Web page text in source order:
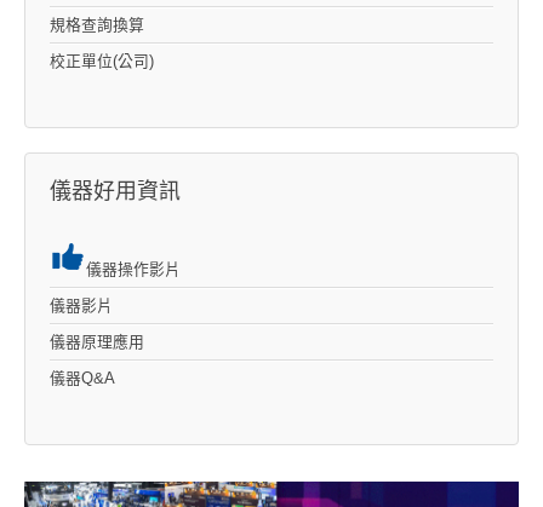
規格查詢換算
校正單位(公司)
儀器好用資訊
儀器操作影片
儀器影片
儀器原理應用
儀器Q&A